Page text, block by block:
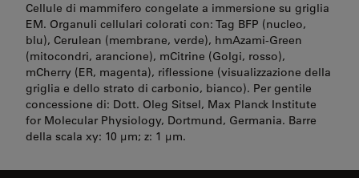
Cellule di mammifero congelate a immersione su griglia
EM. Organuli cellulari colorati con: Tag BFP (nucleo,
blu), Cerulean (membrane, verde), hmAzami-Green
(mitocondri, arancione), mCitrine (Golgi, rosso),
mCherry (ER, magenta), riflessione (visualizzazione della
griglia e dello strato di carbonio, bianco). Per gentile
concessione di: Dott. Oleg Sitsel, Max Planck Institute
for Molecular Physiology, Dortmund, Germania. Barre
della scala xy: 10 µm; z: 1 µm.